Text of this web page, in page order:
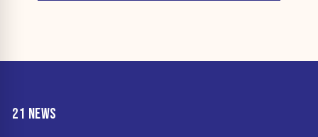
21 NEWS